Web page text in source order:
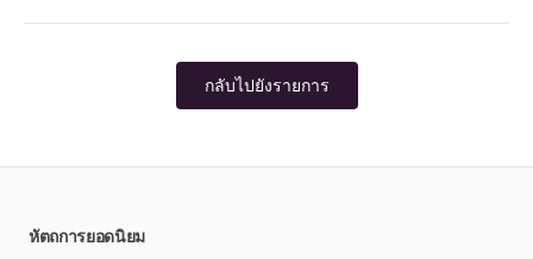
กลับไปยังรายการ
หัตถการยอดนิยม